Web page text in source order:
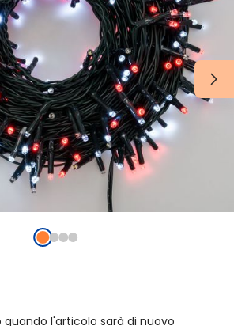
quando l'articolo sarà di nuovo